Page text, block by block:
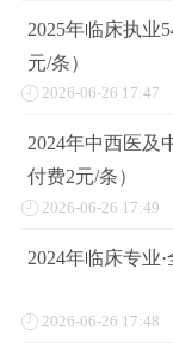
2025年临床执业
元/条）
2026-06-26 17:47
2024年中西医及
付费2元/条）
2026-06-26 17:49
2024年临床专业
2026-06-26 17:48